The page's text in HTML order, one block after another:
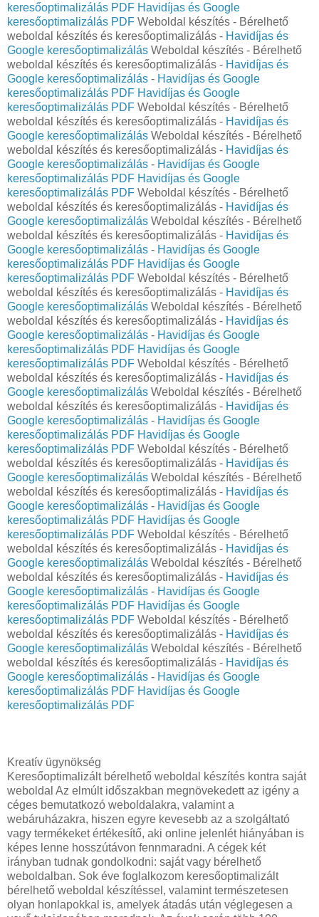
keresőoptimalizálás PDF Havidíjas és Google
keresőoptimalizálás PDF Weboldal készítés - Bérelhető
weboldal készítés és keresőoptimalizálás - Havidíjas és
Google keresőoptimalizálás Weboldal készítés - Bérelhető
weboldal készítés és keresőoptimalizálás - Havidíjas és
Google keresőoptimalizálás - Havidíjas és Google
keresőoptimalizálás PDF Havidíjas és Google
keresőoptimalizálás PDF Weboldal készítés - Bérelhető
weboldal készítés és keresőoptimalizálás - Havidíjas és
Google keresőoptimalizálás Weboldal készítés - Bérelhető
weboldal készítés és keresőoptimalizálás - Havidíjas és
Google keresőoptimalizálás - Havidíjas és Google
keresőoptimalizálás PDF Havidíjas és Google
keresőoptimalizálás PDF Weboldal készítés - Bérelhető
weboldal készítés és keresőoptimalizálás - Havidíjas és
Google keresőoptimalizálás Weboldal készítés - Bérelhető
weboldal készítés és keresőoptimalizálás - Havidíjas és
Google keresőoptimalizálás - Havidíjas és Google
keresőoptimalizálás PDF Havidíjas és Google
keresőoptimalizálás PDF Weboldal készítés - Bérelhető
weboldal készítés és keresőoptimalizálás - Havidíjas és
Google keresőoptimalizálás Weboldal készítés - Bérelhető
weboldal készítés és keresőoptimalizálás - Havidíjas és
Google keresőoptimalizálás - Havidíjas és Google
keresőoptimalizálás PDF Havidíjas és Google
keresőoptimalizálás PDF Weboldal készítés - Bérelhető
weboldal készítés és keresőoptimalizálás - Havidíjas és
Google keresőoptimalizálás Weboldal készítés - Bérelhető
weboldal készítés és keresőoptimalizálás - Havidíjas és
Google keresőoptimalizálás - Havidíjas és Google
keresőoptimalizálás PDF Havidíjas és Google
keresőoptimalizálás PDF Weboldal készítés - Bérelhető
weboldal készítés és keresőoptimalizálás - Havidíjas és
Google keresőoptimalizálás Weboldal készítés - Bérelhető
weboldal készítés és keresőoptimalizálás - Havidíjas és
Google keresőoptimalizálás - Havidíjas és Google
keresőoptimalizálás PDF Havidíjas és Google
keresőoptimalizálás PDF Weboldal készítés - Bérelhető
weboldal készítés és keresőoptimalizálás - Havidíjas és
Google keresőoptimalizálás Weboldal készítés - Bérelhető
weboldal készítés és keresőoptimalizálás - Havidíjas és
Google keresőoptimalizálás - Havidíjas és Google
keresőoptimalizálás PDF Havidíjas és Google
keresőoptimalizálás PDF Weboldal készítés - Bérelhető
weboldal készítés és keresőoptimalizálás - Havidíjas és
Google keresőoptimalizálás Weboldal készítés - Bérelhető
weboldal készítés és keresőoptimalizálás - Havidíjas és
Google keresőoptimalizálás - Havidíjas és Google
keresőoptimalizálás PDF Havidíjas és Google
keresőoptimalizálás PDF
Kreatív ügynökség
Keresőoptimalizált bérelhető weboldal készítés kontra saját
weboldal Az elmúlt időszakban megnövekedett az igény a
céges bemutatkozó weboldalakra, valamint a
webáruházakra, hiszen egyre kevesebb az a szolgáltató
vagy termékeket értékesítő, aki online jelenlét hiányában is
képes lenne hosszútávon fennmaradni. A cégek két
irányban tudnak gondolkodni: saját vagy bérelhető
weboldalban. Sok éve foglalkozom keresőoptimalizált
bérelhető weboldal készítéssel, valamint természetesen
olyan honlapokkal is, amelyek átadás után véglegesen a